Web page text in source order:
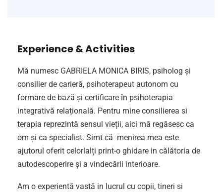
Experience & Activities
Mă numesc GABRIELA MONICA BIRIS, psiholog și
consilier de carieră, psihoterapeut autonom cu
formare de bază și certificare în psihoterapia
integrativă relațională. Pentru mine consilierea si
terapia reprezintă sensul vieții, aici mă regăsesc ca
om și ca specialist. Simt că menirea mea este
ajutorul oferit celorlalți print-o ghidare in călătoria de
autodescoperire și a vindecării interioare.
Am o experientă vastă in lucrul cu copii, tineri si